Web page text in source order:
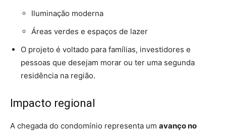
Iluminação moderna
Áreas verdes e espaços de lazer
O projeto é voltado para famílias, investidores e
pessoas que desejam morar ou ter uma segunda
residência na região.
Impacto regional
A chegada do condomínio representa um avanço no